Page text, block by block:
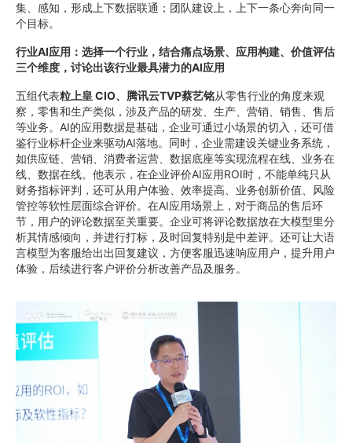
集、感知，形成上下数据联通；团队建设上，上下一条心奔向同一
个目标。
行业AI应用：选择一个行业，结合痛点场景、应用构建、价值评估
三个维度，讨论出该行业最具潜力的AI应用
五组代表粒上皇 CIO、腾讯云TVP蔡艺铭从零售行业的角度来观
察，零售和生产类似，涉及产品的研发、生产、营销、销售、售后
等业务。AI的应用数据是基础，企业可通过小场景的切入，还可借
鉴行业标杆企业来驱动AI落地。同时，企业需建设关键业务系统，
如供应链、营销、消费者运营、数据底座等实现流程在线、业务在
线、数据在线。他表示，在企业评价AI应用ROI时，不能单纯只从
财务指标评判，还可从用户体验、效率提高、业务创新价值、风险
管控等软性层面综合评价。在AI应用场景上，对于商品的售后环
节，用户的评论数据至关重要。企业可将评论数据放在大模型里分
析其情感倾向，并进行打标，及时回复特别是中差评。还可让大语
言模型为客服给出出回复建议，方便客服迅速响应用户，提升用户
体验，后续进行客户评价分析改善产品及服务。